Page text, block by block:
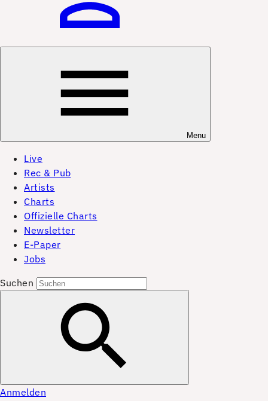
Menu
Live
Rec & Pub
Artists
Charts
Offizielle Charts
Newsletter
E-Paper
Jobs
Suchen
Anmelden